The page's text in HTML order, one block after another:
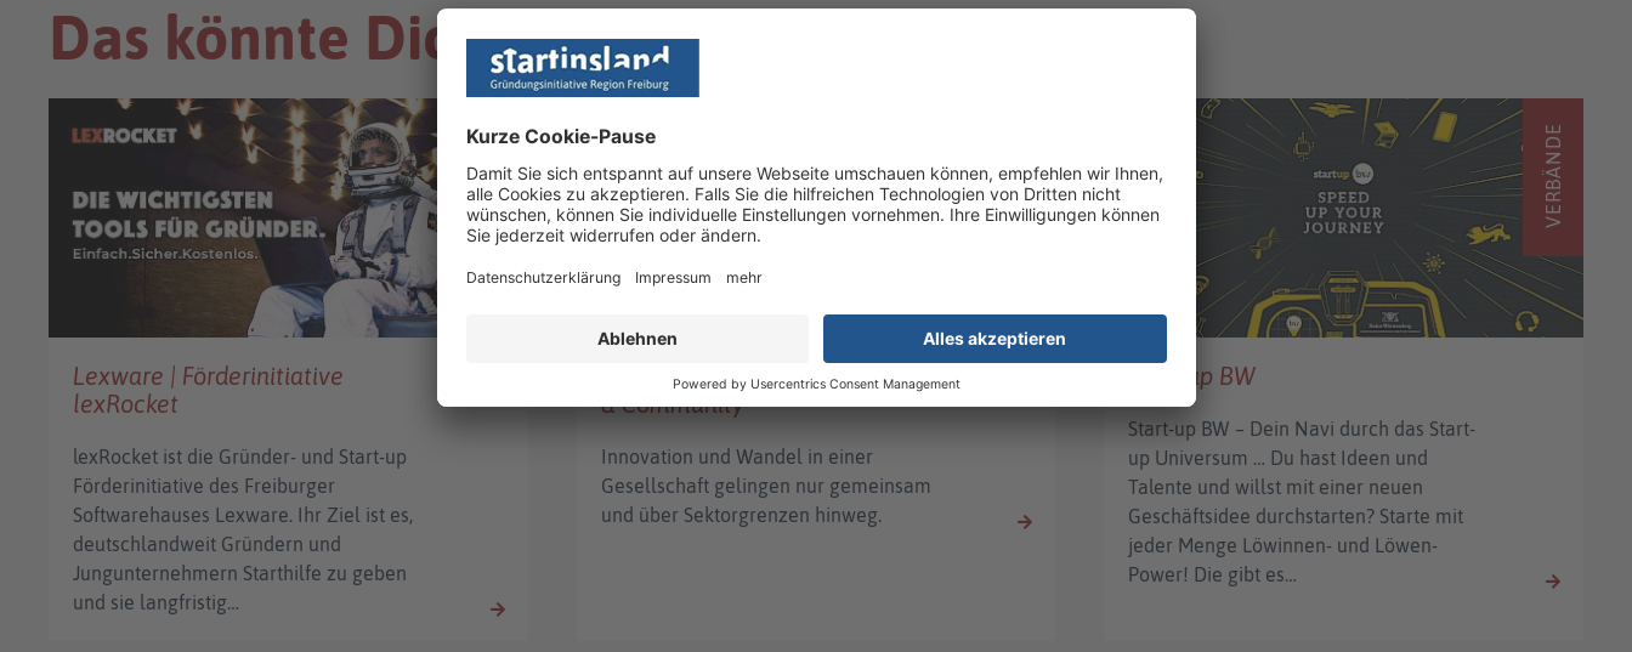
Das könnte Dich auch interessieren
VERBÄNDE
Lexware | Förderinitiative
lexRocket
lexRocket ist die Gründer- und Start-up
Förderinitiative des Freiburger
Softwarehauses Lexware. Ihr Ziel ist es,
deutschlandweit Gründern und
Jungunternehmern Starthilfe zu geben
und sie langfristig…
VERBÄNDE
Social Innovation Lab | Netzwerk
& Community
Innovation und Wandel in einer
Gesellschaft gelingen nur gemeinsam
und über Sektorgrenzen hinweg.
VERBÄNDE
Start-up BW
Start-up BW – Dein Navi durch das Start-
up Universum … Du hast Ideen und
Talente und willst mit einer neuen
Geschäftsidee durchstarten? Starte mit
jeder Menge Löwinnen- und Löwen-
Power! Die gibt es…